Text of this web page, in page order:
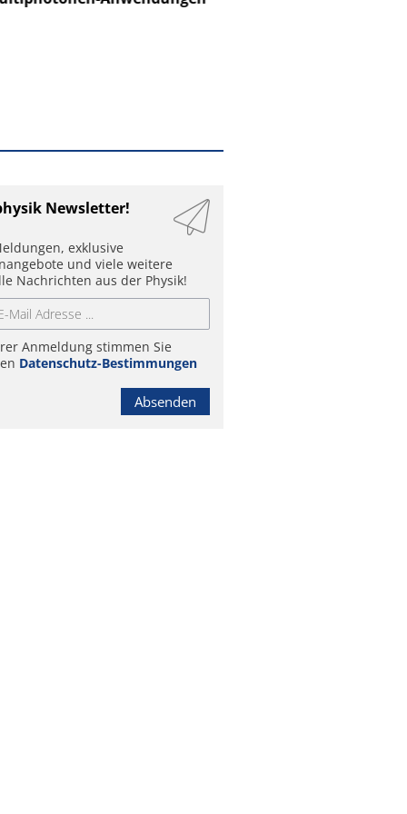
Newsletter!
exklusive
und viele weitere
Nachrichten aus der Physik!
Anmeldung stimmen Sie
Datenschutz-Bestimmungen
Absenden